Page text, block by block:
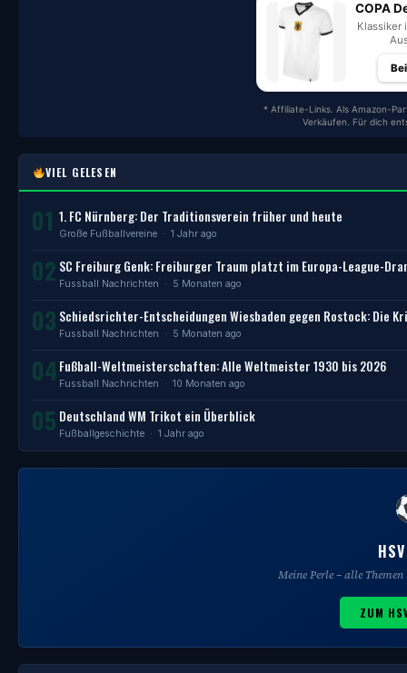
COPA
Klassiker
* Affiliate-Links. Als Amazon-
Verkäufen. Für dich
VIEL GELESEN
01 1. FC Nürnberg: Der Traditionsverein früher und heute
Große Fußballvereine · 1 Jahr ago
02 SC Freiburg Genk: Freiburger Traum platzt im Europa-League-
Fussball Nachrichten · 5 Monaten ago
03 Schiedsrichter-Entscheidungen Wiesbaden gegen Rostock: Die
Fussball Nachrichten · 5 Monaten ago
04 Fußball-Weltmeisterschaften: Alle Weltmeister 1930 bis 2026
Fussball Nachrichten · 10 Monaten ago
05 Deutschland WM Trikot ein Überblick
Fußballgeschichte · 1 Jahr ago
Meine Perle – alle
ZUM